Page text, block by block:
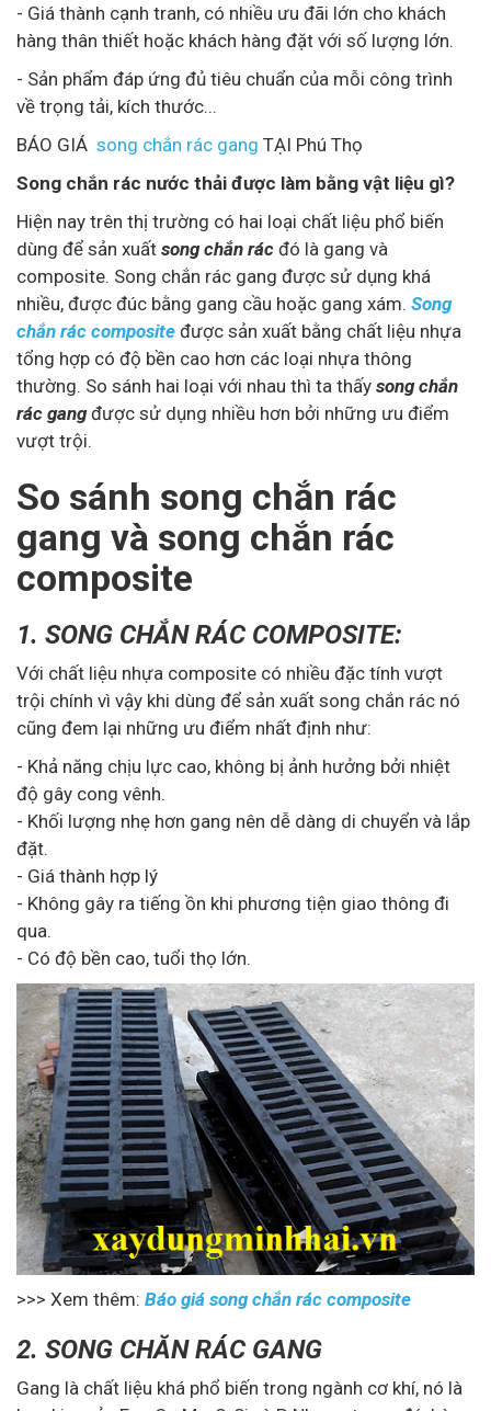
- Giá thành cạnh tranh, có nhiều ưu đãi lớn cho khách
hàng thân thiết hoặc khách hàng đặt với số lượng lớn.
- Sản phẩm đáp ứng đủ tiêu chuẩn của mỗi công trình
về trọng tải, kích thước...
BÁO GIÁ song chắn rác gang TẠI Phú Thọ
Song chắn rác nước thải được làm bằng vật liệu gì?
Hiện nay trên thị trường có hai loại chất liệu phổ biến
dùng để sản xuất song chắn rác đó là gang và
composite. Song chắn rác gang được sử dụng khá
nhiều, được đúc bằng gang cầu hoặc gang xám. Song
chắn rác composite được sản xuất bằng chất liệu nhựa
tổng hợp có độ bền cao hơn các loại nhựa thông
thường. So sánh hai loại với nhau thì ta thấy song chắn
rác gangđược sử dụng nhiều hơn bởi những ưu điểm
vượt trội.
So sánh song chắn rác
gang và song chắn rác
composite
1. SONG CHẮN RÁC COMPOSITE:
Với chất liệu nhựa composite có nhiều đặc tính vượt
trội chính vì vậy khi dùng để sản xuất song chắn rác nó
cũng đem lại những ưu điểm nhất định như:
- Khả năng chịu lực cao, không bị ảnh hưởng bởi nhiệt
độ gây cong vênh.
- Khối lượng nhẹ hơn gang nên dễ dàng di chuyển và lắp
đặt.
- Giá thành hợp lý
- Không gây ra tiếng ồn khi phương tiện giao thông đi
qua.
- Có độ bền cao, tuổi thọ lớn.
>>> Xem thêm: Báo giá song chắn rác composite
2. SONG CHĂN RÁC GANG
Gang là chất liệu khá phổ biến trong ngành cơ khí, nó là